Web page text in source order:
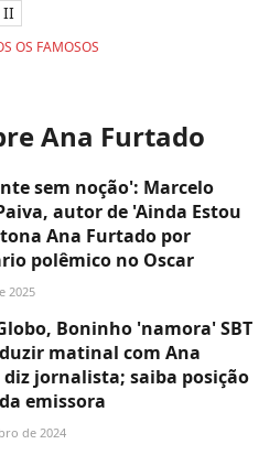
II
OS FAMOSOS
Ana Furtado
sem noção': Marcelo
autor de 'Ainda Estou
Ana Furtado por
polêmico no Oscar
2025
Boninho 'namora' SBT
matinal com Ana
jornalista; saiba posição
emissora
de 2024